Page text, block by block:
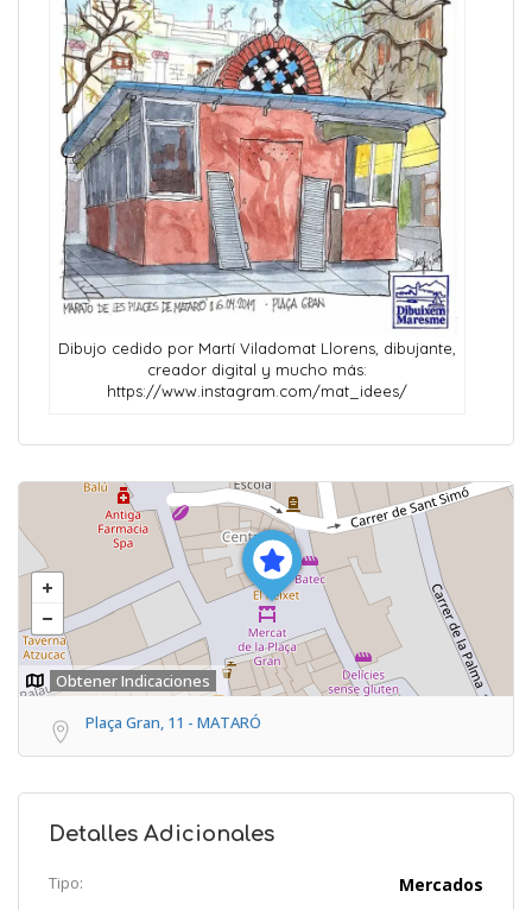
Dibujo cedido por Martí Viladomat Llorens, dibujante,
creador digital y mucho más:
https://www.instagram.com/mat_idees/
Obtener Indicaciones
Plaça Gran, 11 - MATARÓ
Detalles Adicionales
Tipo: Mercados